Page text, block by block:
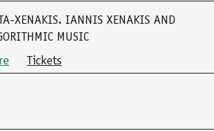
XENAKIS. IANNIS XENAKIS AND
MUSIC
Tickets